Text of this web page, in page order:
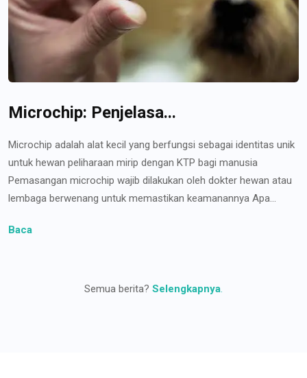
Microchip: Penjelasa...
Microchip adalah alat kecil yang berfungsi sebagai identitas unik
untuk hewan peliharaan mirip dengan KTP bagi manusia
Pemasangan microchip wajib dilakukan oleh dokter hewan atau
lembaga berwenang untuk memastikan keamanannya Apa...
Baca
Semua berita? Selengkapnya